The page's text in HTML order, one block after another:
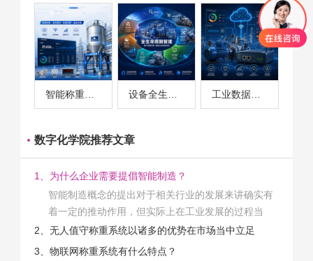
智能称重系统案例 设备全生命周期管理案例 工业数据采集与设备监控案例
数字化学院推荐文章
1、为什么企业需要提倡智能制造？
智能制造概念的提出对于相关行业的发展来讲确实有
着一定的推动作用，但实际上在工业发展的过程当
中，能够推动相关产业发展的具体结束是非常的多
的。那么为什么企业一定需要...
2、无人值守称重系统以诸多的优势在市场当中立足
3、物联网称重系统有什么特点？